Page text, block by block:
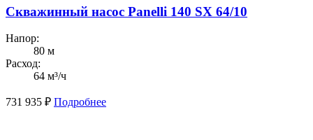
Скважинный насос Panelli 140 SX 64/10
Напор:
80 м
Расход:
64 м³/ч
731 935 ₽ Подробнее